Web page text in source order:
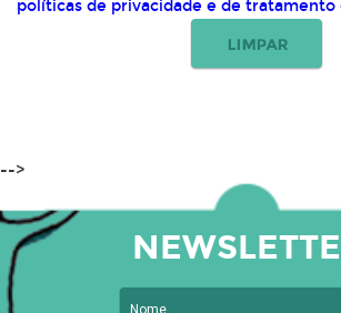
políticas de privacidade e de tratamento
-->